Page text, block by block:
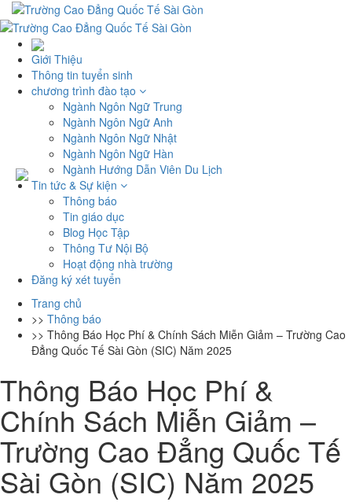
Giới Thiệu
Thông tin tuyển sinh
chương trình đào tạo
Ngành Ngôn Ngữ Trung
Ngành Ngôn Ngữ Anh
Ngành Ngôn Ngữ Nhật
Ngành Ngôn Ngữ Hàn
Ngành Hướng Dẫn Viên Du Lịch
Tin tức & Sự kiện
Thông báo
Tin giáo dục
Blog Học Tập
Thông Tư Nội Bộ
Hoạt động nhà trường
Đăng ký xét tuyển
Trang chủ
>> Thông báo
>> Thông Báo Học Phí & Chính Sách Miễn Giảm – Trường Cao
Đẳng Quốc Tế Sài Gòn (SIC) Năm 2025
Thông Báo Học Phí &
Chính Sách Miễn Giảm –
Trường Cao Đẳng Quốc Tế
Sài Gòn (SIC) Năm 2025